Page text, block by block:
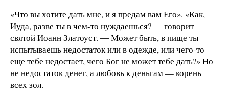
«Что вы хотите дать мне, и я предам вам Его». «Как,
Иуда, разве ты в чем-то нуждаешься? ― говорит
святой Иоанн Златоуст. ― Может быть, в пище ты
испытываешь недостаток или в одежде, или чего-то
еще тебе недостает, чего Бог не может тебе дать?» Но
не недостаток денег, а любовь к деньгам — корень
всех зол.